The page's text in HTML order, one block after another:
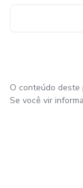
O conteúdo
Se você vir